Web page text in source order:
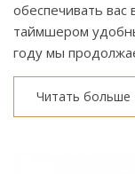
обеспечивать вас
таймшером
году мы
Читать больше